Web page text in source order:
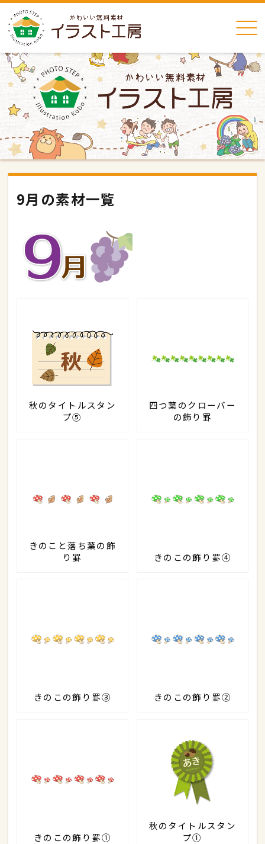
9月の素材一覧
秋のタイトルスタン
プ⑤
四つ葉のクローバー
の飾り罫
きのこと落ち葉の飾
り罫
きのこの飾り罫④
きのこの飾り罫③ きのこの飾り罫②
きのこの飾り罫①
秋のタイトルスタン
プ①